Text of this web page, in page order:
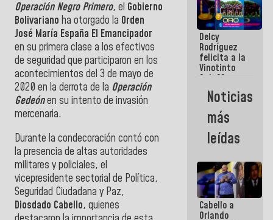
Operación Negro Primero, el Gobierno
Bolivariano ha otorgado la Orden
José María España El Emancipador
en su primera clase a los efectivos
de seguridad que participaron en los
acontecimientos del 3 de mayo de
2020 en la derrota de la Operación
Gedeónen su intento de invasión
mercenaria.
Durante la condecoración contó con
la presencia de altas autoridades
militares y policiales, el
vicepresidente sectorial de Política,
Seguridad Ciudadana y Paz,
Diosdado Cabello, quienes
las
operaciones
en el
Aeropuerto
Internacional
de
Maiquetía
Delcy
Rodríguez
felicita a la
Vinotinto
Sub 20
campeona
frente
México Sub
23 en los
Centroamericanos
Noticias
más
leídas
Cabello a
Orlando